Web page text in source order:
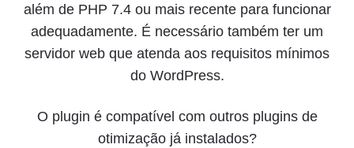
além de PHP 7.4 ou mais recente para funcionar
adequadamente. É necessário também ter um
servidor web que atenda aos requisitos mínimos
do WordPress.
O plugin é compatível com outros plugins de
otimização já instalados?